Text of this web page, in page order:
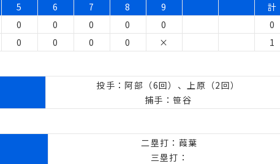
5 6 7 8 9
計
0 0 0 0 0
0
0 0 0 0 × 1
投手：阿部（6回）、上原（2回）
捕手：笹谷
二塁打：葭葉
三塁打：